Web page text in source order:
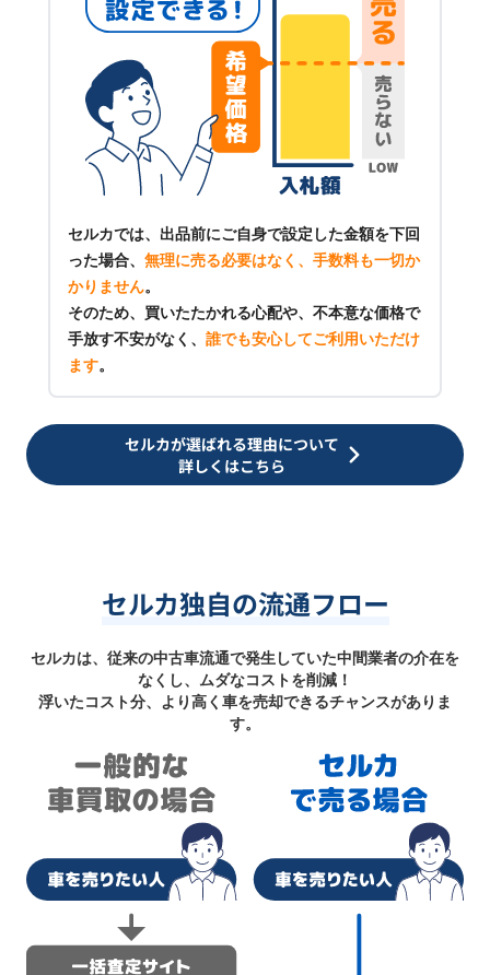
セルカでは、出品前にご自身で設定した金額を下回
った場合、 無理に売る必要はなく、手数料も一切か
かりません。
そのため、買いたたかれる心配や、不本意な価格で
手放す不安がなく、 誰でも安心してご利用いただけ
ます。
セルカが選ばれる理由について
詳しくはこちら
セルカ独自の流通フロー
セルカは、従来の中古車流通で発生していた中間業者の介在を
なくし、ムダなコストを削減！
浮いたコスト分、より高く車を売却できるチャンスがありま
す。